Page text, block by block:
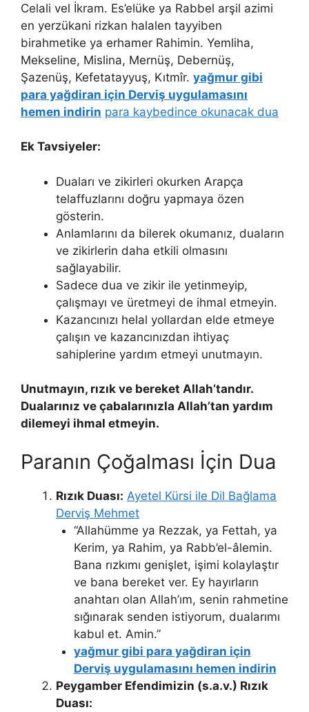
Celali vel İkram. Es’elüke ya Rabbel arşil azimi
en yerzükani rizkan halalen tayyiben
birahmetike ya erhamer Rahimin. Yemliha,
Mekseline, Mislina, Mernüş, Debernüş,
Şazenüş, Kefetatayyuş, Kıtmîr. yağmur gibi
para yağdiran için Derviş uygulamasını
hemen indirin para kaybedince okunacak dua
Ek Tavsiyeler:
Duaları ve zikirleri okurken Arapça
telaffuzlarını doğru yapmaya özen
gösterin.
Anlamlarını da bilerek okumanız, duaların
ve zikirlerin daha etkili olmasını
sağlayabilir.
Sadece dua ve zikir ile yetinmeyip,
çalışmayı ve üretmeyi de ihmal etmeyin.
Kazancınızı helal yollardan elde etmeye
çalışın ve kazancınızdan ihtiyaç
sahiplerine yardım etmeyi unutmayın.
Unutmayın, rızık ve bereket Allah’tandır.
Dualarınız ve çabalarınızla Allah’tan yardım
dilemeyi ihmal etmeyin.
Paranın Çoğalması İçin Dua
Rızık Duası: Ayetel Kürsi ile Dil Bağlama
Derviş Mehmet
“Allahümme ya Rezzak, ya Fettah, ya
Kerim, ya Rahim, ya Rabb’el-âlemin.
Bana rızkımı genişlet, işimi kolaylaştır
ve bana bereket ver. Ey hayırların
anahtarı olan Allah’ım, senin rahmetine
sığınarak senden istiyorum, dualarımı
kabul et. Amin.”
yağmur gibi para yağdiran için
Derviş uygulamasını hemen indirin
Peygamber Efendimizin (s.a.v.) Rızık
Duası: